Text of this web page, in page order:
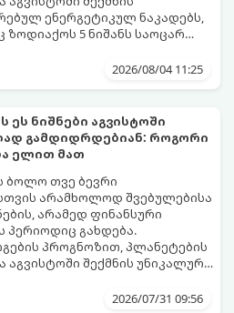
ენერგეტიკულ ნაკადებს,
5 ნიშანს საოცარ
თვე აღმოჩნდება.
2026/08/04 11:25
ეს ნიშნები აგვისტოში
გამდიდრდებიან: როგორი
ელით მათ
ბოლო თვე ბევრი
არამხოლოდ შვებულებისა
არამედ ფინანსური
პერიოდიც გახდება.
პროგნოზით, პლანეტების
აგვისტოში შექმნის უნიკალურ
4 ნიშანს ფინანსური წარმატების
აგვისტოში ფინანსური
2026/07/31 09:56